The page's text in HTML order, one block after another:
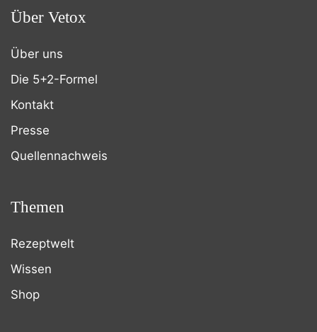
Über Vetox
Über uns
Die 5+2-Formel
Kontakt
Presse
Quellennachweis
Themen
Rezeptwelt
Wissen
Shop